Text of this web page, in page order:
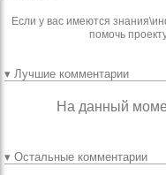
Если у вас имеются
помочь
▾ Лучшие комментарии
На данный
▾ Остальные комментарии